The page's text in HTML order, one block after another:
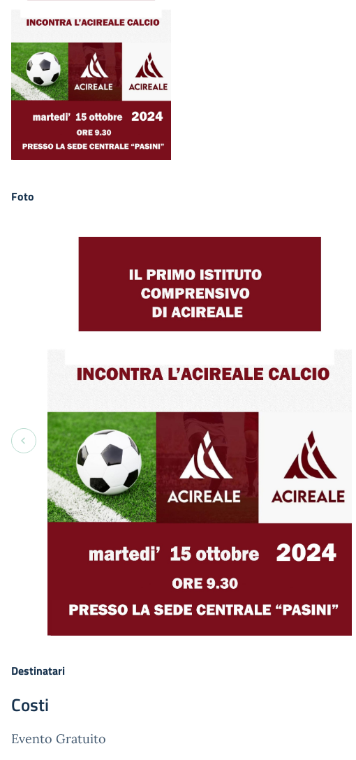
Foto
Destinatari
Costi
Evento Gratuito